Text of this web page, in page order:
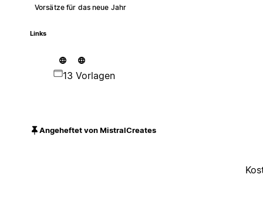
Vorsätze für das neue Jahr
Links
13 Vorlagen
Angeheftet von MistralCreates